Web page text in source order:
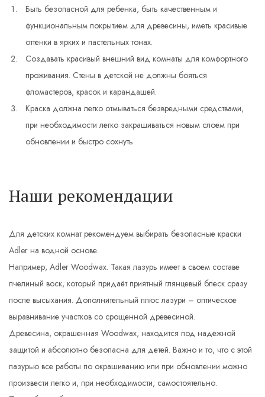
Быть безопасной для ребенка, быть качественным и
функциональным покрытием для древесины, иметь красивые
оттенки в ярких и пастельных тонах.
Создавать красивый внешний вид комнаты для комфортного
проживания. Стены в детской не должны бояться
фломастеров, красок и карандашей.
Краска должна легко отмываться безвредными средствами,
при необходимости легко закрашиваться новым слоем при
обновлении и быстро сохнуть.
Наши рекомендации
Для детских комнат рекомендуем выбирать безопасные краски
Adler на водной основе.
Например, Adler Woodwax. Такая лазурь имеет в своем составе
пчелиный воск, который придаёт приятный глянцевый блеск сразу
после высыхания. Дополнительный плюс лазури – оптическое
выравнивание участков со срощенной древесиной.
Древесина, окрашенная Woodwax, находится под надёжной
защитой и абсолютно безопасна для детей. Важно и то, что с этой
лазурью все работы по окрашиванию или при обновлении можно
произвести легко и, при необходимости, самостоятельно.